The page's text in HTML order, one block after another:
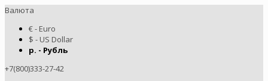
Валюта
€ - Euro
$ - US Dollar
р. - Рубль
+7(800)333-27-42